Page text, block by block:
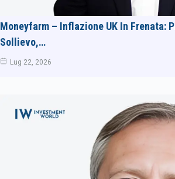
Moneyfarm – Inflazione UK In Frenata:
Sollievo,…
Lug 22, 2026